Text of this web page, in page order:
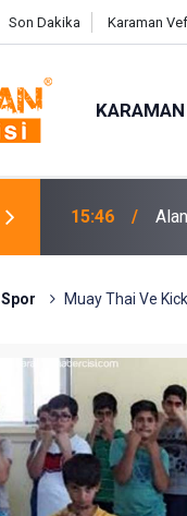
Son Dakika Karaman
KARAMAN
15:11
Spor Muay Thai Ve